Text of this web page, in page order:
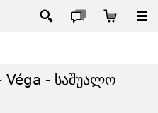
Véga - საშუალო